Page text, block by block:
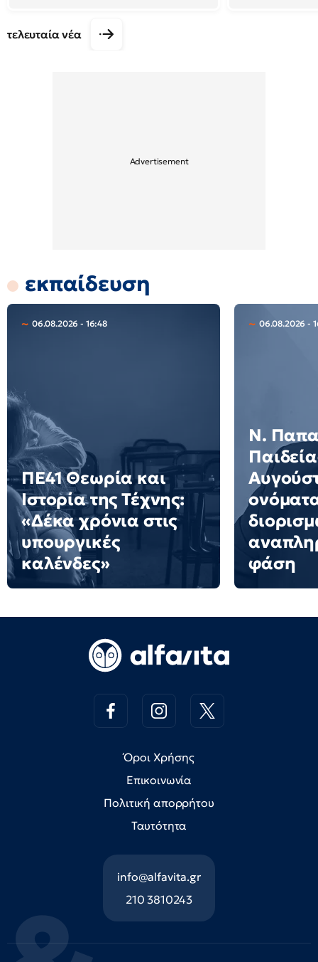
τελευταία νέα
εκπαίδευση
06.08.2026 - 16:48
ΠΕ41 Θεωρία και
Ιστορία της Τέχνης:
«Δέκα χρόνια στις
υπουργικές
καλένδες»
06.08.2026 -
N.
φάση
Όροι Χρήσης
Επικοινωνία
Πολιτική απορρήτου
Ταυτότητα
info@alfavita.gr
210 3810243